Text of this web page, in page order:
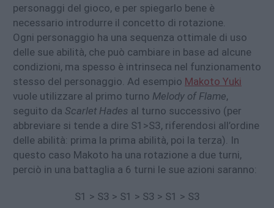
personaggi del gioco, e per spiegarlo bene è
necessario introdurre il concetto di rotazione.
Ogni personaggio ha una sequenza ottimale di uso
delle sue abilità, che può cambiare in base ad alcune
condizioni, ma spesso è intrinseca nel funzionamento
stesso del personaggio. Ad esempio Makoto Yuki
vuole utilizzare al primo turno Melody of Flame,
seguito da Scarlet Hades al turno successivo (per
abbreviare si tende a dire S1>S3, riferendosi all’ordine
delle abilità: prima la prima abilità, poi la terza). In
questo caso Makoto ha una rotazione a due turni,
perciò in una battaglia a 6 turni le sue azioni saranno:
S1 > S3 > S1 > S3 > S1 > S3